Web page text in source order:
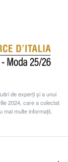
de experți și a unui
2024, care a colectat
mai multe informații,